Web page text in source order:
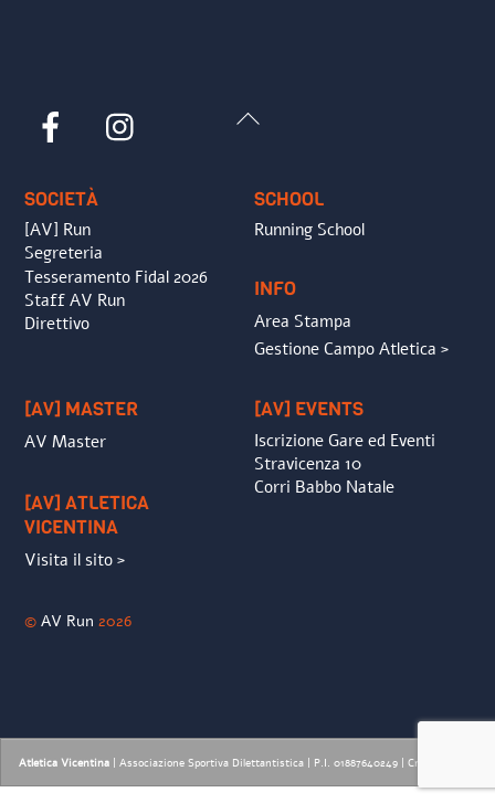
Back
Facebook
SOCIETÀ
[AV] Run
Segreteria
Tesseramento Fidal 2026
Staff AV Run
Direttivo
SCHOOL
Running School
INFO
Area Stampa
Gestione Campo Atletica >
[AV] MASTER
AV Master
[AV] ATLETICA
VICENTINA
Visita il sito >
[AV] EVENTS
Iscrizione Gare ed Eventi
Stravicenza 10
Corri Babbo Natale
©AV Run 2026
Atletica Vicentina | Associazione Sportiva Dilettantistica | P.I. 01887640249 | Credits